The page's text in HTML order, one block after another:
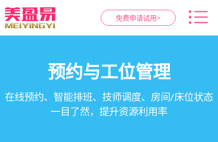
免费申请试用>
智慧养生馆管理系统
一站式解决养生馆预约、服务、会员、财务、营
销全流程数字化管理
会员营销&锁客
会员积分、套餐定制、精准营销、客户关怀，提
升复购率与客单价
预约与工位管理
在线预约、智能排班、技师调度、房间/床位状态
一目了然，提升资源利用率
健康档案与效果追踪
客户体质记录、服务方案执行、效果对比，数据
化展示服务价值